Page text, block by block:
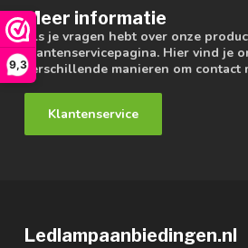
9,3
Meer informatie
Als je vragen hebt over onze
klantenservicepagina. Hier vind je
verschillende manieren om contact
Klantenservice
Ledlampaanbiedingen.nl